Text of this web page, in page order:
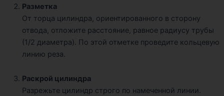
Разметка
От торца цилиндра, ориентированного в сторону
отвода, отложите расстояние, равное радиусу трубы
(1/2 диаметра). По этой отметке проведите кольцевую
линию реза.
Раскрой цилиндра
Разрежьте цилиндр строго по намеченной линии.